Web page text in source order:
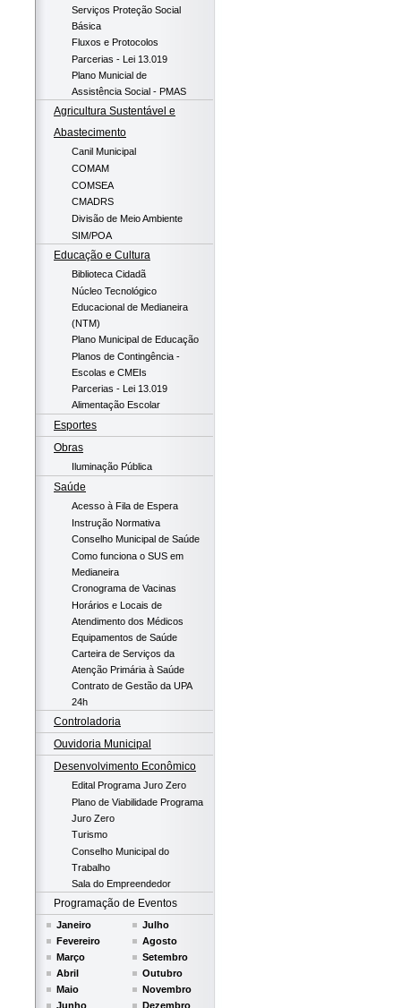
Serviços Proteção Social
Básica
Fluxos e Protocolos
Parcerias - Lei 13.019
Plano Municial de
Assistência Social - PMAS
Agricultura Sustentável e
Abastecimento
Canil Municipal
COMAM
COMSEA
CMADRS
Divisão de Meio Ambiente
SIM/POA
Educação e Cultura
Biblioteca Cidadã
Núcleo Tecnológico
Educacional de Medianeira
(NTM)
Plano Municipal de Educação
Planos de Contingência -
Escolas e CMEIs
Parcerias - Lei 13.019
Alimentação Escolar
Esportes
Obras
Iluminação Pública
Saúde
Acesso à Fila de Espera
Instrução Normativa
Conselho Municipal de Saúde
Como funciona o SUS em
Medianeira
Cronograma de Vacinas
Horários e Locais de
Atendimento dos Médicos
Equipamentos de Saúde
Carteira de Serviços da
Atenção Primária à Saúde
Contrato de Gestão da UPA
24h
Controladoria
Ouvidoria Municipal
Desenvolvimento Econômico
Edital Programa Juro Zero
Plano de Viabilidade Programa
Juro Zero
Turismo
Conselho Municipal do
Trabalho
Sala do Empreendedor
Programação de Eventos
Janeiro
Fevereiro
Março
Abril
Maio
Junho
Julho
Agosto
Setembro
Outubro
Novembro
Dezembro